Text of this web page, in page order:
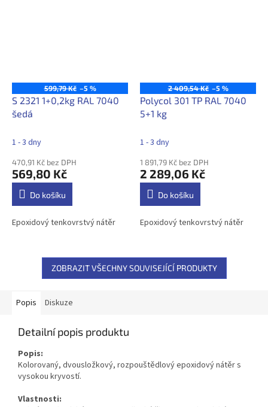
599,79 Kč –5 %
S 2321 1+0,2kg RAL 7040
šedá
1 - 3 dny
470,91 Kč bez DPH
569,80 Kč
Do košíku
Epoxidový tenkovrstvý nátěr
2 409,54 Kč –5 %
Polycol 301 TP RAL 7040
5+1 kg
1 - 3 dny
1 891,79 Kč bez DPH
2 289,06 Kč
Do košíku
Epoxidový tenkovrstvý nátěr
ZOBRAZIT VŠECHNY SOUVISEJÍCÍ PRODUKTY
Popis Diskuze
Detailní popis produktu
Popis:
Kolorovaný, dvousložkový, rozpouštědlový epoxidový nátěr s
vysokou kryvostí.
Vlastnosti: